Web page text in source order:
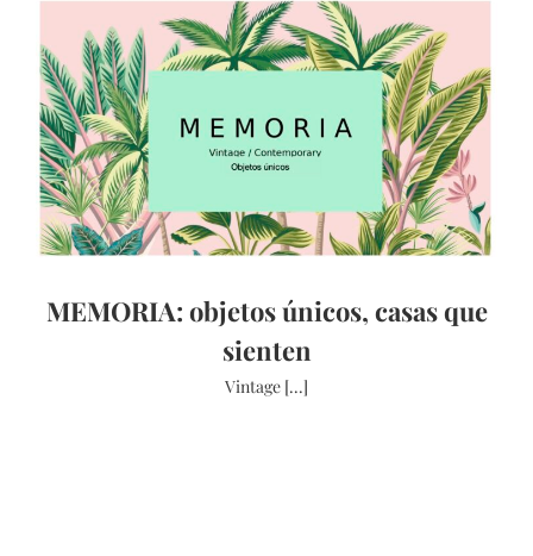
MEMORIA: objetos únicos, casas que
sienten
Vintage [...]